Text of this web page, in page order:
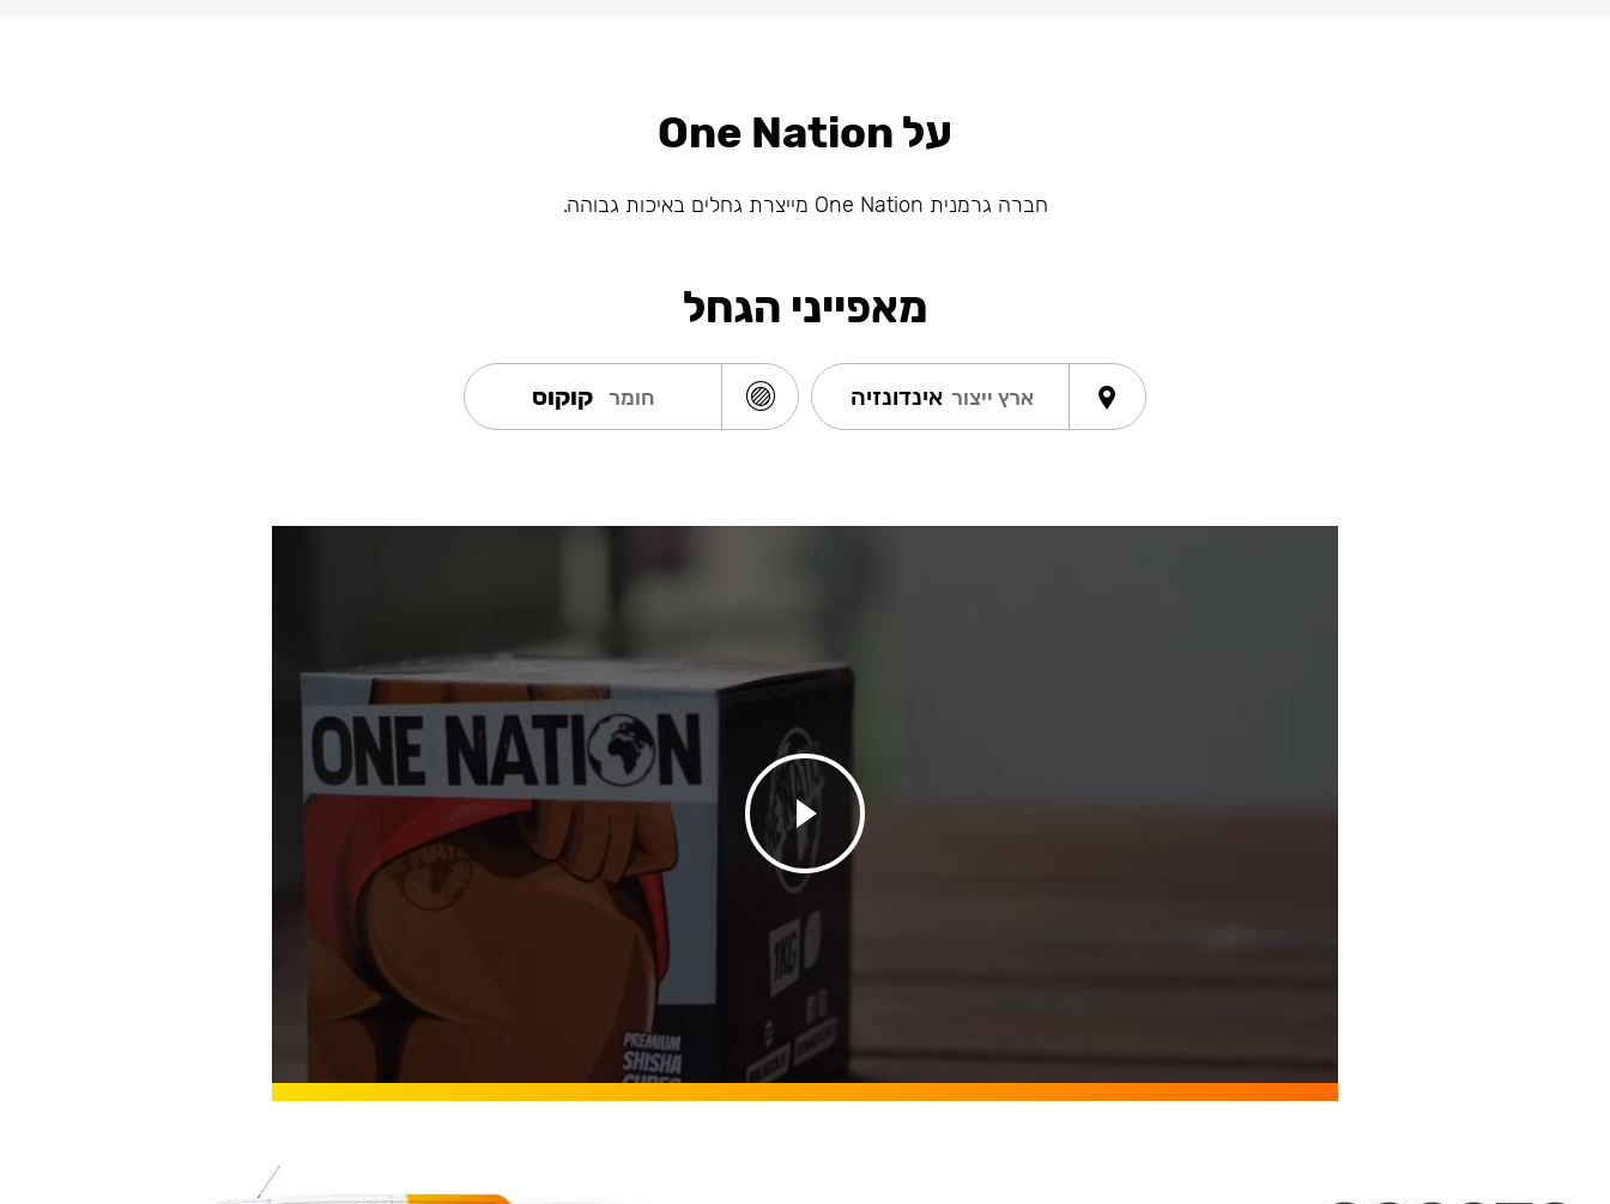
על One Nation
חברה גרמנית One Nation מייצרת גחלים באיכות גבוהה.
מאפייני הגחל
ארץ ייצור אינדונזיה חומר קוקוס